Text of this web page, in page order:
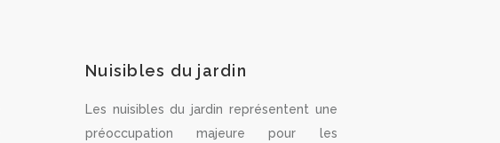
Nuisibles du jardin
Les nuisibles du jardin représentent une
préoccupation majeure pour les